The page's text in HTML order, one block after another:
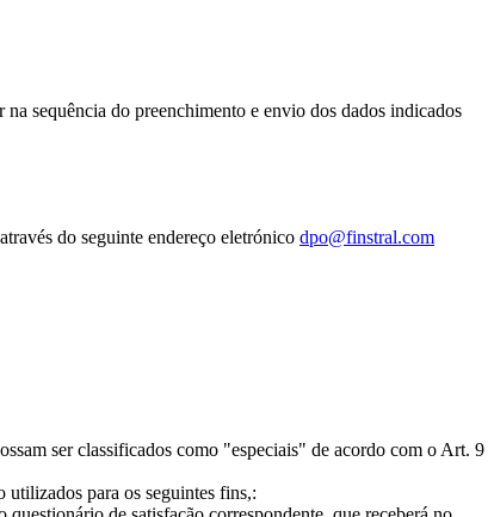
sequência do preenchimento e envio dos dados indicados
do seguinte endereço eletrónico dpo@finstral.com
ser classificados como "especiais" de acordo com o Art. 9
utilizados para os seguintes fins,: